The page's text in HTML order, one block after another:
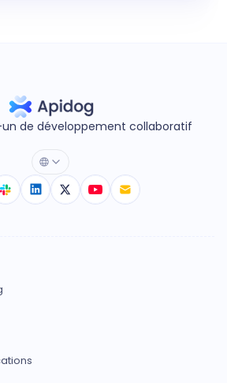
de développement collaboratif